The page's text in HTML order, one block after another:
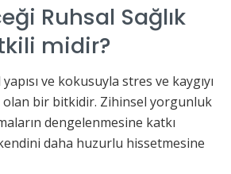
Ruhsal Sağlık
midir?
ve kokusuyla stres ve kaygıyı
olan bir bitkidir. Zihinsel yorgunluk
dengelenmesine katkı
daha huzurlu hissetmesine